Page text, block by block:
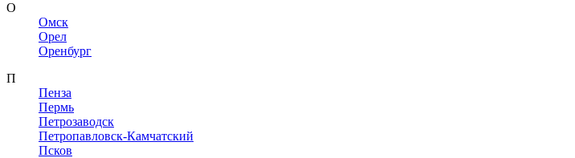
О
Омск
Орел
Оренбург
П
Пенза
Пермь
Петрозаводск
Петропавловск-Камчатский
Псков